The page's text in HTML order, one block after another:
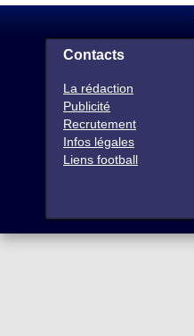
Contacts
La rédaction
Publicité
Recrutement
Infos légales
Liens football